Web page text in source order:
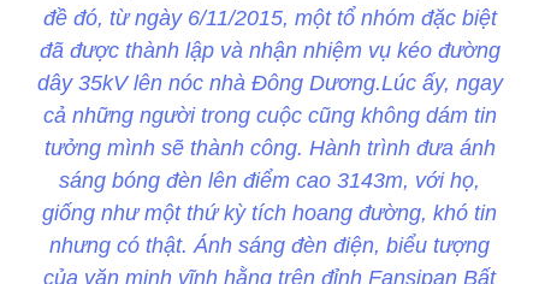
đề đó, từ ngày 6/11/2015, một tổ nhóm đặc biệt
đã được thành lập và nhận nhiệm vụ kéo đường
dây 35kV lên nóc nhà Đông Dương.Lúc ấy, ngay
cả những người trong cuộc cũng không dám tin
tưởng mình sẽ thành công. Hành trình đưa ánh
sáng bóng đèn lên điểm cao 3143m, với họ,
giống như một thứ kỳ tích hoang đường, khó tin
nhưng có thật. Ánh sáng đèn điện, biểu tượng
của văn minh vĩnh hằng trên đỉnh Fansipan Bất